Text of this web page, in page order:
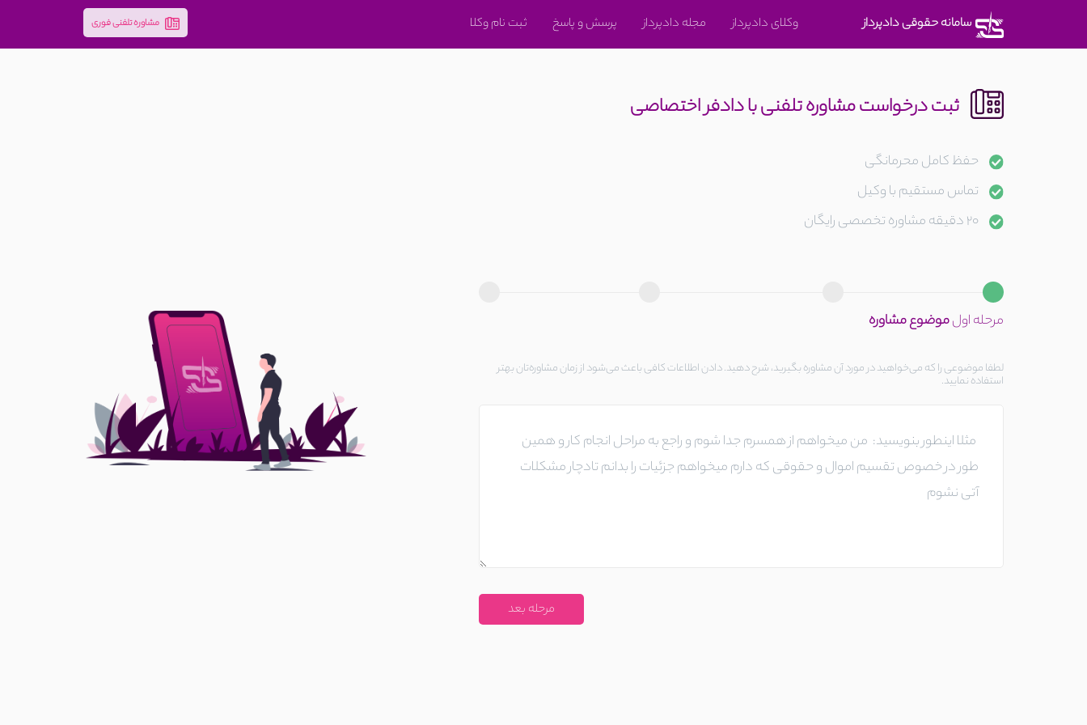
سامانه حقوقی دادپرداز وکلای دادپرداز مجله دادپرداز پرسش و پاسخ ثبت نام وکلا مشاوره تلفنی فوری
ثبت درخواست مشاوره تلفنی با دادفر اختصاصی
حفظ کامل محرمانگی
تماس مستقیم با وکیل
مرحله اولموضوع مشاوره
لطفا موضوعی را که می‌خواهید در مورد آن مشاوره بگیرید، شرح دهید. دادن اطلاعات کافی باعث می‌شود از زمان مشاوره‌تان بهتر
استفاده نمایید.
مرحله بعد